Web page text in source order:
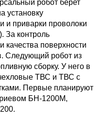
робот берет
установку
и приварки проволоки
За контроль
качества поверхности
Следующий робот из
сборку. У него в
ТВС и ТВС с
Первые планируют
БН‑1200М,